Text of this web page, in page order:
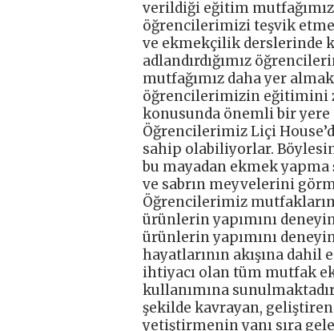
verildiği eğitim
öğrencilerimizi teşvik
ve ekmekçilik derslerinde
adlandırdığımız
mutfağımız daha yer
öğrencilerimizin eğitimini
konusunda önemli bir
Öğrencilerimiz Liçi
sahip olabiliyorlar.
bu mayadan ekmek yapma
ve sabrın meyvelerini
Öğrencilerimiz
ürünlerin yapımını
ürünlerin yapımını
hayatlarının akışına
ihtiyacı olan tüm mutfak
kullanımına
şekilde kavrayan, geliştiren
yetiştirmenin yanı sıra